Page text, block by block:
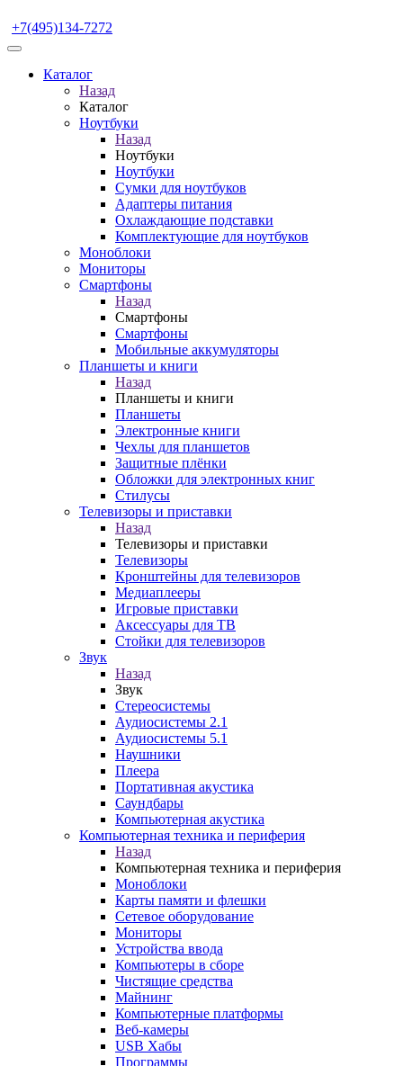
+7(495)134-7272
Каталог
Назад
Каталог
Ноутбуки
Назад
Ноутбуки
Ноутбуки
Сумки для ноутбуков
Адаптеры питания
Охлаждающие подставки
Комплектующие для ноутбуков
Моноблоки
Мониторы
Смартфоны
Назад
Смартфоны
Смартфоны
Мобильные аккумуляторы
Планшеты и книги
Назад
Планшеты и книги
Планшеты
Электронные книги
Чехлы для планшетов
Защитные плёнки
Обложки для электронных книг
Стилусы
Телевизоры и приставки
Назад
Телевизоры и приставки
Телевизоры
Кронштейны для телевизоров
Медиаплееры
Игровые приставки
Аксессуары для ТВ
Стойки для телевизоров
Звук
Назад
Звук
Стереосистемы
Аудиосистемы 2.1
Аудиосистемы 5.1
Наушники
Плеера
Портативная акустика
Саундбары
Компьютерная акустика
Компьютерная техника и периферия
Назад
Компьютерная техника и периферия
Моноблоки
Карты памяти и флешки
Сетевое оборудование
Мониторы
Устройства ввода
Компьютеры в сборе
Чистящие средства
Майнинг
Компьютерные платформы
Веб-камеры
USB Хабы
Программы